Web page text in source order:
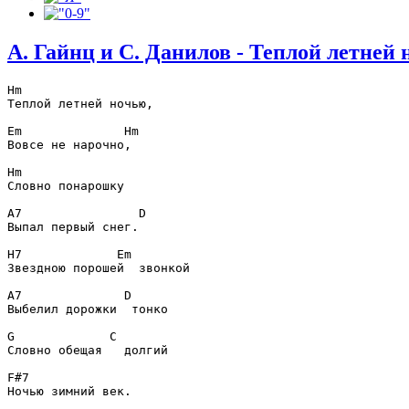
А. Гайнц и С. Данилов - Теплой летней
Hm
Теплой летней ночью,
Em              Hm
Вовсе не нарочно,
Hm
Словно понарошку
A7                D
Выпал первый снег.
H7             Em
Звездною порошей  звонкой
A7              D
Выбелил дорожки  тонко
G             C
Словно обещая   долгий
F#7
Ночью зимний век.